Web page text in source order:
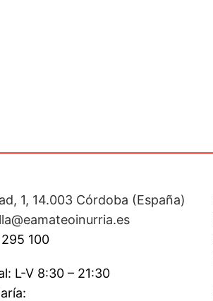
1, 14.003 Córdoba (España)
100
L-V 8:30 – 21:30